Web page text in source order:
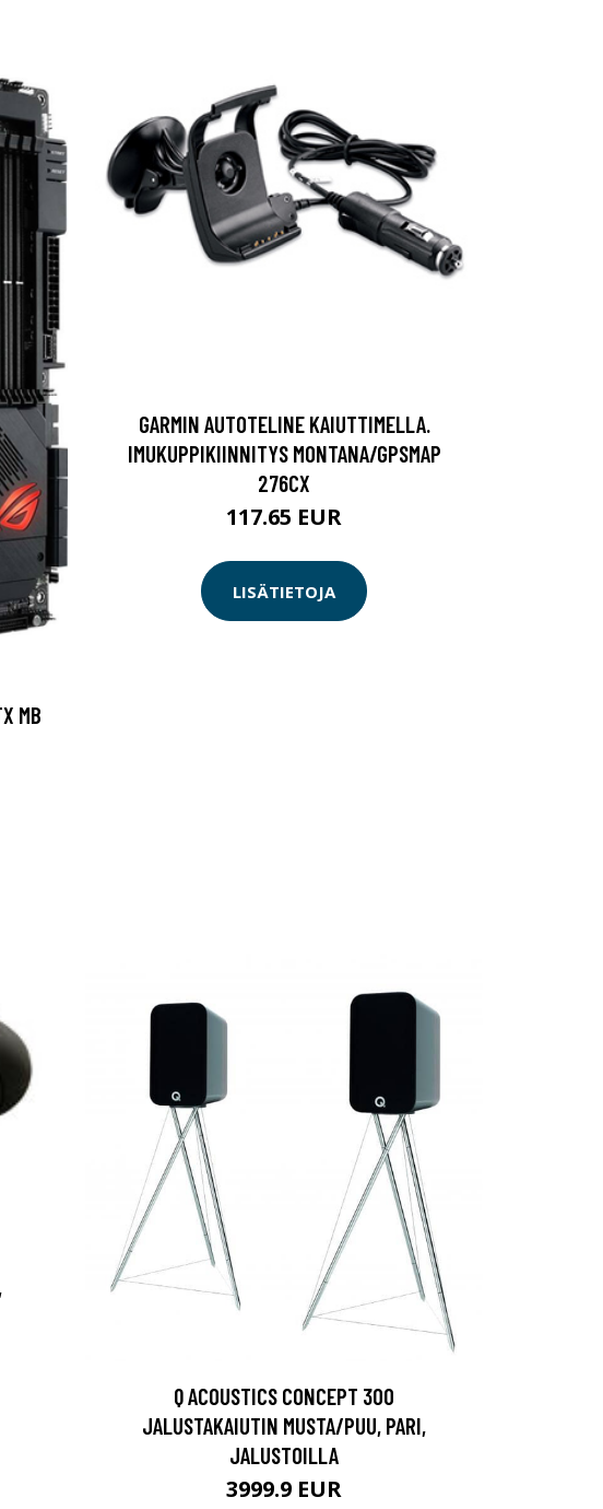
MB
GARMIN AUTOTELINE KAIUTTIMELLA.
IMUKUPPIKIINNITYS MONTANA/GPSMAP
276CX
117.65 EUR
LISÄTIETOJA
Q ACOUSTICS CONCEPT 300
JALUSTAKAIUTIN MUSTA/PUU, PARI,
JALUSTOILLA
3999.9 EUR